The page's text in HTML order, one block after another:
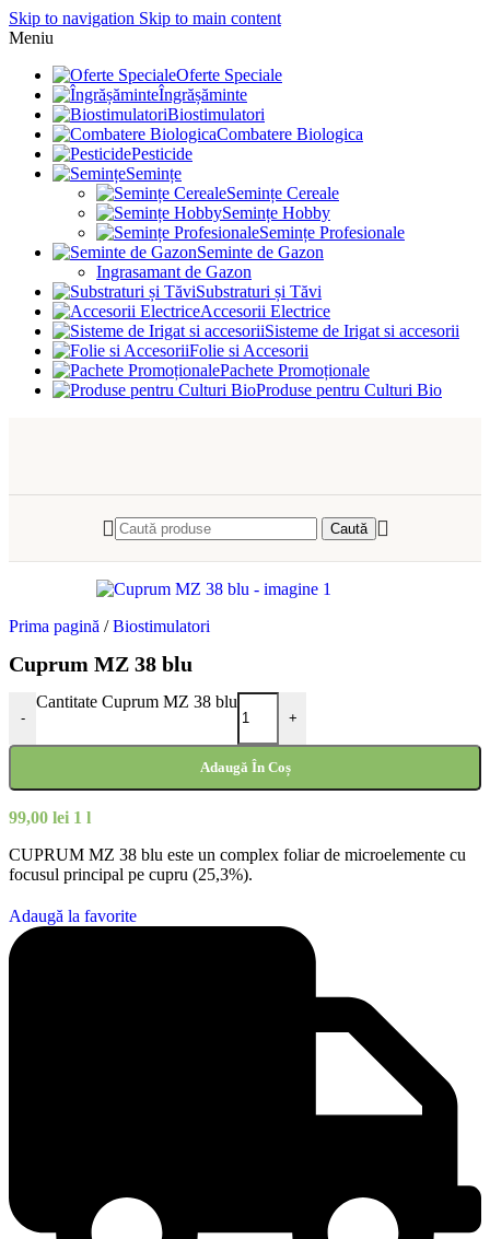
Skip to navigation Skip to main content
Meniu
Oferte Speciale
Îngrășăminte
Biostimulatori
Combatere Biologica
Pesticide
Semințe
Semințe Cereale
Semințe Hobby
Semințe Profesionale
Seminte de Gazon
Ingrasamant de Gazon
Substraturi și Tăvi
Accesorii Electrice
Sisteme de Irigat si accesorii
Folie si Accesorii
Pachete Promoționale
Produse pentru Culturi Bio
Caută
Prima pagină / Biostimulatori
Cuprum MZ 38 blu
-
Cantitate Cuprum MZ 38 blu
+
Adaugă În Coș
99,00 lei 1 l
CUPRUM MZ 38 blu este un complex foliar de microelemente cu
focusul principal pe cupru (25,3%).
Adaugă la favorite